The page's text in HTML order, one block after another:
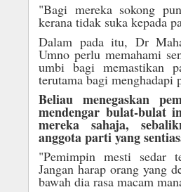
"Bagi mereka sokong
kerana tidak suka kepada
Dalam pada itu, Dr
Umno perlu memahami
umbi bagi memastikan
terutama bagi menghadapi
Beliau menegaskan
mendengar bulat-bulat
mereka sahaja,
anggota parti yang
"Pemimpin mesti sedar
Jangan harap orang yang
bawah dia rasa macam